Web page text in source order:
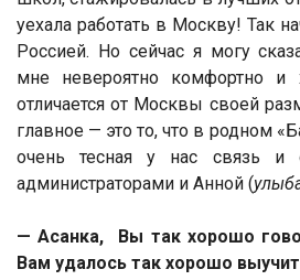
уехала работать в Москву! Так
Россией. Но сейчас я могу
мне невероятно комфортно
отличается от Москвы своей
главное — это то, что в родном
очень тесная у нас связь
администраторами и Анной (
— Асанка, Вы так хорошо
Вам удалось так хорошо